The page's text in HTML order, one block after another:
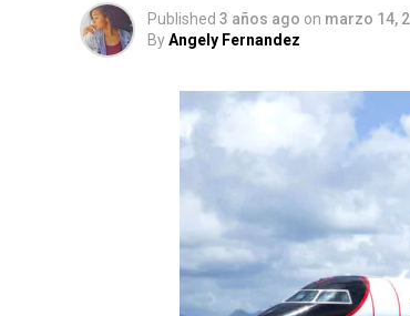
Published 3 años ago on marzo 14,
ByAngely Fernandez